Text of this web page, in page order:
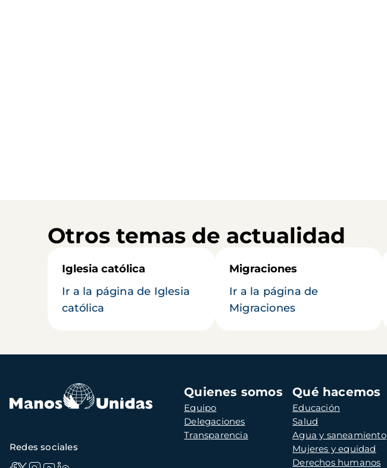
Otros temas de actualidad
Iglesia católica
Ir a la página de Iglesia
católica
Migraciones
Ir a la página de
Migraciones
Navegación
principal
Quienes somos
Equipo
Delegaciones
Transparencia
Qué hacemos
Educación
Salud
Agua y saneamiento
Mujeres y equidad
Derechos humanos
Redes sociales